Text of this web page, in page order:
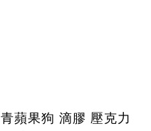
青蘋果狗 滴膠 壓克力